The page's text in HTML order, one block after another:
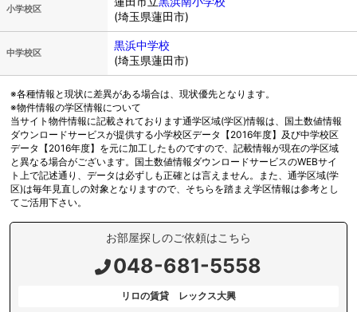
小学校区
(埼玉県蓮田市)
中学校区
黒浜中学校
(埼玉県蓮田市)
※各種情報と現状に差異がある場合は、現状優先となります。
※物件情報の学区情報について
当サイト物件情報に記載されております通学区域(学区)情報は、国土数値情報
ダウンロードサービスが提供する小学校区データ【2016年度】及び中学校区
データ【2016年度】を元に加工したものですので、記載情報が現在の学区域
と異なる場合がございます。国土数値情報ダウンロードサービスのWEBサイ
ト上で記述通り、データは必ずしも正確とは言えません。また、通学区域(学
区)は毎年見直しの対象となりますので、そちらを踏まえ学区情報は参考とし
てご活用下さい。
お部屋探しのご依頼はこちら
048-681-5558
リロの賃貸 レックス大興